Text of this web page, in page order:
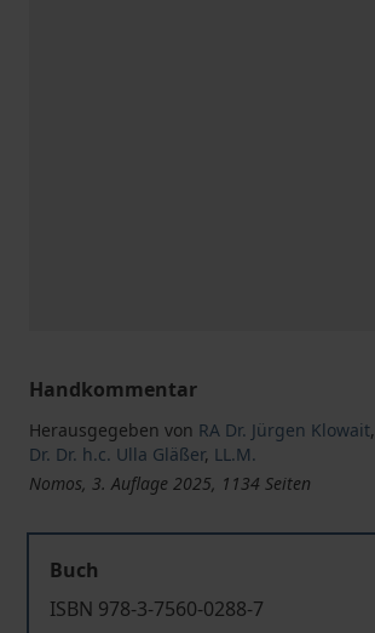
Handkommentar
Herausgegeben von RA Dr. Jürgen Klowait,
Dr. Dr. h.c. Ulla Gläßer, LL.M.
Nomos, 3. Auflage 2025, 1134 Seiten
Buch
ISBN 978-3-7560-0288-7